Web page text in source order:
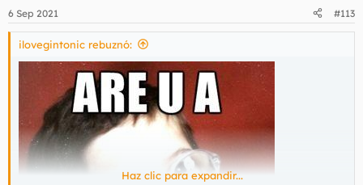
6 Sep 2021 #113
ilovegintonic rebuznó:
Haz clic para expandir...